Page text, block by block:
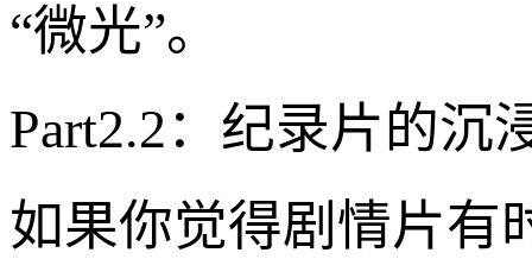
“微光”。
Part2.2：纪录片的
如果你觉得剧情片有